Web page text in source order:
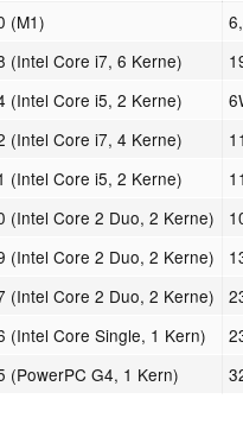
(M1)
(Intel Core i7, 6 Kerne)
(Intel Core i5, 2 Kerne)
(Intel Core i7, 4 Kerne)
(Intel Core i5, 2 Kerne)
(Intel Core 2 Duo, 2 Kerne)
(Intel Core 2 Duo, 2 Kerne)
(Intel Core 2 Duo, 2 Kerne)
(Intel Core Single, 1 Kern)
(PowerPC G4, 1 Kern)